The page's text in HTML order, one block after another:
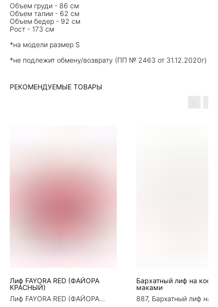
Объем груди - 86 см
Объем талии - 62 см
Объем бедер - 92 см
Рост - 173 см
*на модели размер S
*не подлежит обмену/возврату (ПП № 2463 от 31.12.2020г)
РЕКОМЕНДУЕМЫЕ ТОВАРЫ
Лиф FAYORA RED (ФАЙОРА
КРАСНЫЙ)
Лиф FAYORA RED (ФАЙОРА
Бархатный лиф на
маками
887, Бархатный лиф на